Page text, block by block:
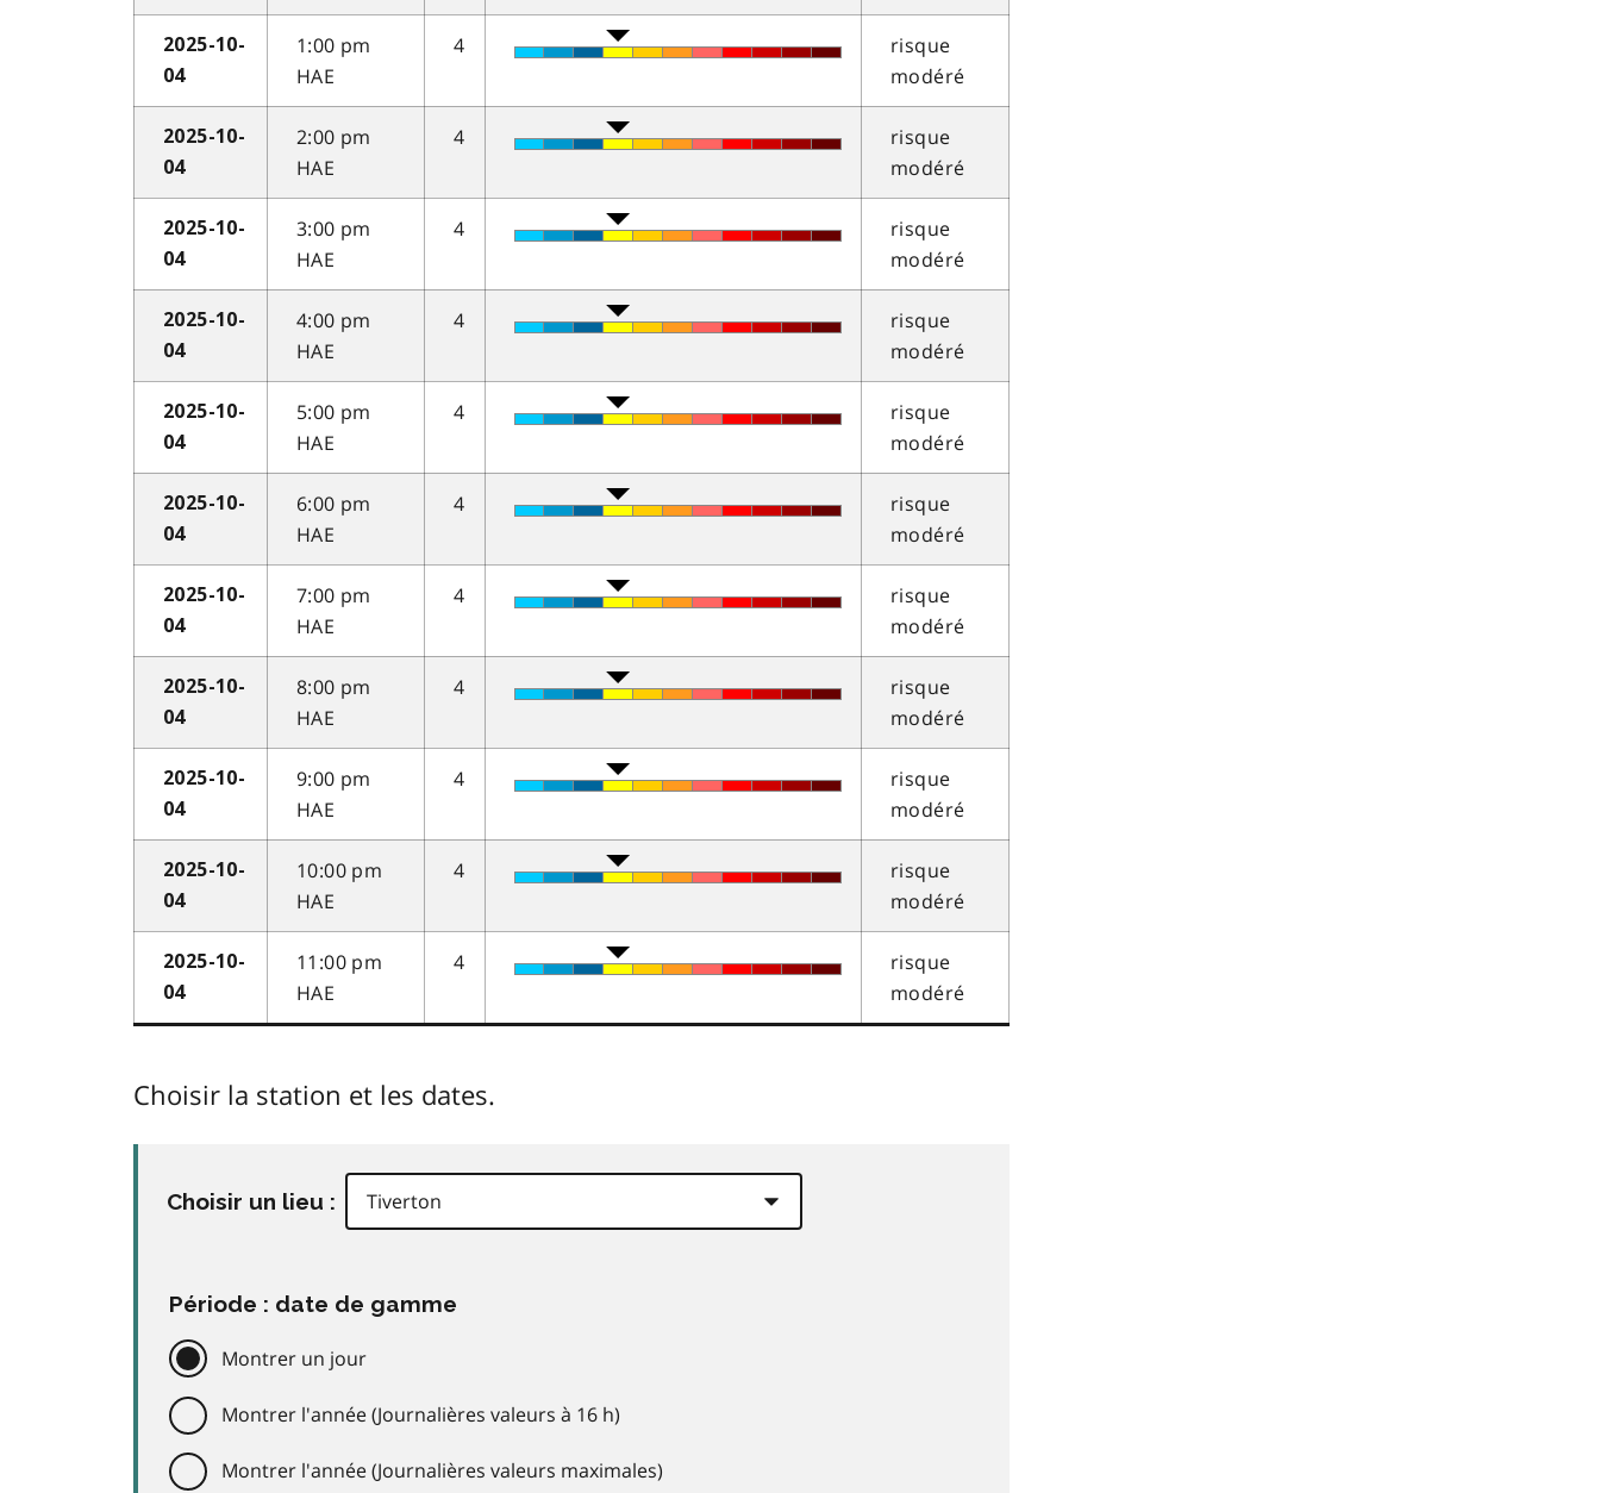
2025-10-
04
1:00 pm
HAE
4
risque
modéré
2025-10-
04
2:00 pm
HAE
4
risque
modéré
2025-10-
04
3:00 pm
HAE
4
risque
modéré
2025-10-
04
4:00 pm
HAE
4
risque
modéré
2025-10-
04
5:00 pm
HAE
4
risque
modéré
2025-10-
04
6:00 pm
HAE
4
risque
modéré
2025-10-
04
7:00 pm
HAE
4
risque
modéré
2025-10-
04
8:00 pm
HAE
4
risque
modéré
2025-10-
04
9:00 pm
HAE
4
risque
modéré
2025-10-
04
10:00 pm
HAE
4
risque
modéré
2025-10-
04
11:00 pm
HAE
4
risque
modéré
Choisir la station et les dates.
Choisir un lieu :
Période : date de gamme
Montrer un jour
Montrer l'année (Journalières valeurs à 16 h)
Montrer l'année (Journalières valeurs maximales)